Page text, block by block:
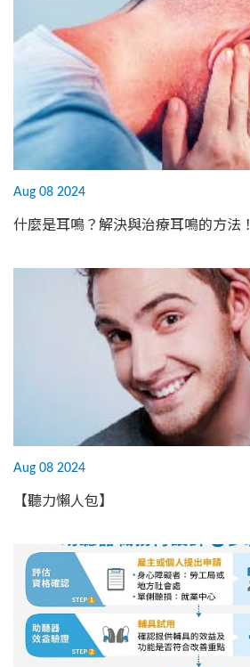
Aug 08 2024
什麼是耳鳴？解決與治療耳鳴的方法！
Aug 08 2024
【聽力懶人包】